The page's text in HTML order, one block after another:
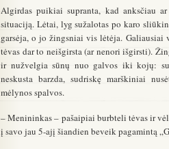
Algirdas puikiai supranta, kad anksčiau
situaciją. Lėtai, lyg sužalotas po karo
garsėja, o jo žingsniai vis lėtėja. Galiausiai
tėvas dar to neišgirsta (ar nenori išgirsti).
ir nužvelgia sūnų nuo galvos iki kojų:
neskusta barzda, sudriskę marškiniai
mėlynos spalvos.
– Menininkas – pašaipiai burbteli tėvas ir
į savo jau 5-ajį šiandien beveik pagamintą